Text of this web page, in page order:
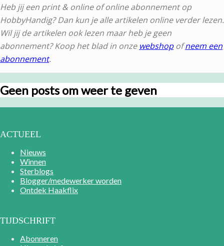
Heb jij een print & online of online abonnement op
HobbyHandig? Dan kun je alle artikelen online verder lezen.
Wil jij de artikelen ook lezen maar heb je geen
abonnement? Koop het blad in onze webshopofneem een
abonnement.
Geen posts om weer te geven
ACTUEEL
Nieuws
Winnen
Sterblogs
Blogger/medewerker worden
Ontdek Haakflix
TIJDSCHRIFT
Abonneren